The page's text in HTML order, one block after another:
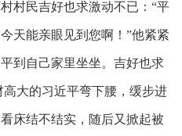
民吉好也求激动不已：“平
天能亲眼见到您啊！”他紧紧
到自己家里坐坐。吉好也求
大的习近平弯下腰，缓步进
床结不结实，随后又掀起被